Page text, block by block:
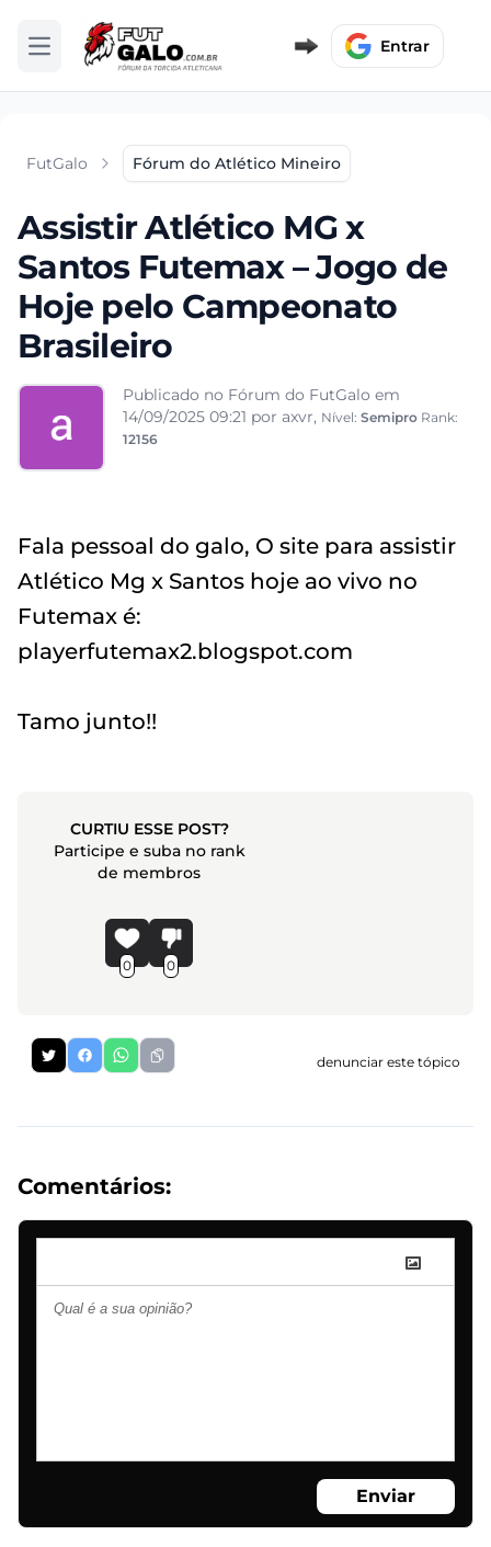
Abrir menu Entrar
FutGalo Fórum do Atlético Mineiro
Assistir Atlético MG x
Santos Futemax – Jogo de
Hoje pelo Campeonato
Brasileiro
Publicado no Fórum do FutGalo em
14/09/2025 09:21 por axvr, Nível: Semipro Rank:
12156
Fala pessoal do galo, O site para assistir
Atlético Mg x Santos hoje ao vivo no
Futemax é:
playerfutemax2.blogspot.com
Tamo junto!!
CURTIU ESSE POST?
Participe e suba no rank
de membros
0 0
denunciar este tópico
Comentários:
Enviar